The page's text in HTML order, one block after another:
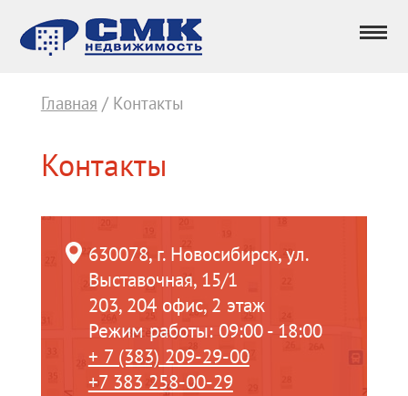
Главная / Контакты
Контакты
630078, г. Новосибирск, ул.
Выставочная, 15/1
203, 204 офис, 2 этаж
Режим работы: 09:00 - 18:00
+ 7 (383) 209-29-00
+7 383 258-00-29